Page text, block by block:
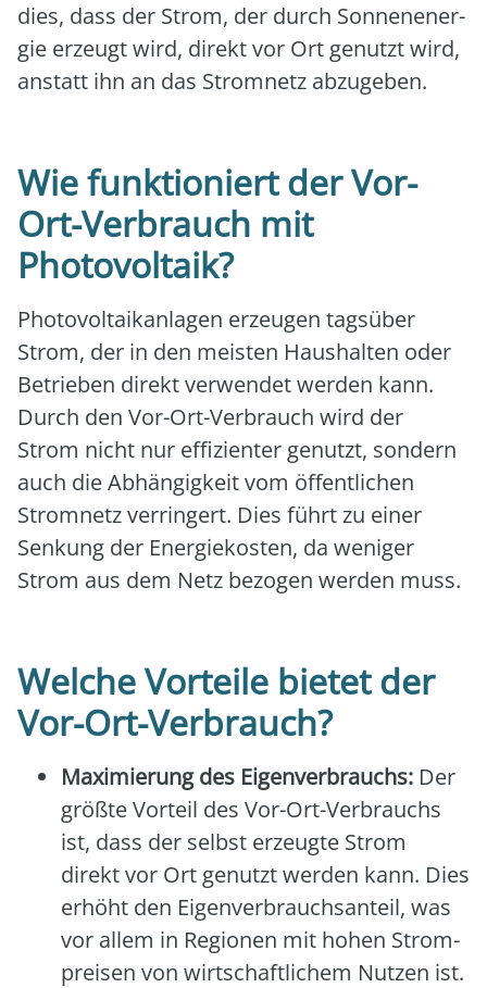
dies, dass der Strom, der durch Son­nen­en­er­
gie erzeugt wird, direkt vor Ort genutzt wird,
anstatt ihn an das Strom­netz abzu­ge­ben.
Wie funktioniert der Vor-
Ort-Verbrauch mit
Photovoltaik?
Pho­to­vol­ta­ik­an­la­gen erzeu­gen tags­über
Strom, der in den meis­ten Haus­hal­ten oder
Betrie­ben direkt ver­wen­det wer­den kann.
Durch den Vor-Ort-Ver­brauch wird der
Strom nicht nur effi­zi­en­ter genutzt, son­dern
auch die Abhän­gig­keit vom öffent­li­chen
Strom­netz ver­rin­gert. Dies führt zu einer
Sen­kung der Ener­gie­kos­ten, da weni­ger
Strom aus dem Netz bezo­gen wer­den muss.
Welche Vorteile bietet der
Vor-Ort-Verbrauch?
Maxi­mie­rung des Eigen­ver­brauchs: Der
größ­te Vor­teil des Vor-Ort-Ver­brauchs
ist, dass der selbst erzeug­te Strom
direkt vor Ort genutzt wer­den kann. Dies
erhöht den Eigen­ver­brauchs­an­teil, was
vor allem in Regio­nen mit hohen Strom­
prei­sen von wirt­schaft­li­chem Nut­zen ist.